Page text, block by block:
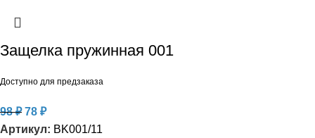
Защелка пружинная 001
Доступно для предзаказа
98₽ 78 ₽
Артикул: BK001/11